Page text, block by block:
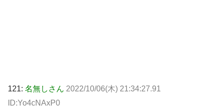
121: 名無しさん 2022/10/06(木) 21:34:27.91
ID:Yo4cNAxP0